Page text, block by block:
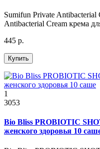
Sumifun Private Antibacterial
Antibacterial Cream крема
445 р.
Купить
1
3053
Bio Bliss PROBIOTIC
женского здоровья 10